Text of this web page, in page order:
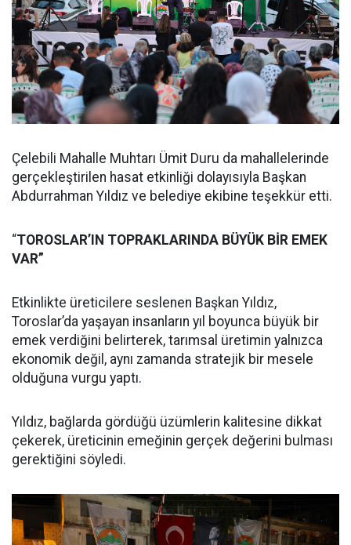
Çelebili Mahalle Muhtarı Ümit Duru da mahallelerinde
gerçekleştirilen hasat etkinliği dolayısıyla Başkan
Abdurrahman Yıldız ve belediye ekibine teşekkür etti.
“TOROSLAR’IN TOPRAKLARINDA BÜYÜK BİR EMEK
VAR”
Etkinlikte üreticilere seslenen Başkan Yıldız,
Toroslar’da yaşayan insanların yıl boyunca büyük bir
emek verdiğini belirterek, tarımsal üretimin yalnızca
ekonomik değil, aynı zamanda stratejik bir mesele
olduğuna vurgu yaptı.
Yıldız, bağlarda gördüğü üzümlerin kalitesine dikkat
çekerek, üreticinin emeğinin gerçek değerini bulması
gerektiğini söyledi.